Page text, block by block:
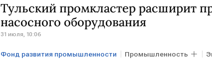
Тульский промкластер расширит
насосного оборудования
31 июля, 10:06
Фонд развития промышленности Промышленность